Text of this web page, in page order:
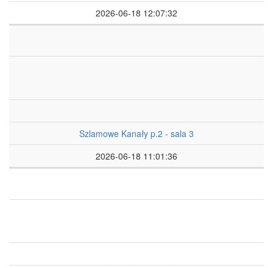
2026-06-18 12:07:32
Szlamowe Kanały p.2 - sala 3
2026-06-18 11:01:36